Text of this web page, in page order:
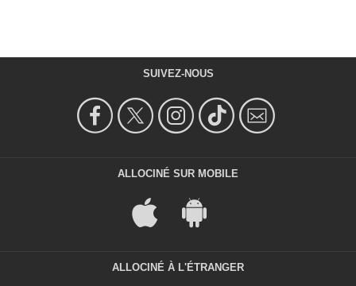
SUIVEZ-NOUS
ALLOCINÉ SUR MOBILE
ALLOCINÉ À L'ÉTRANGER